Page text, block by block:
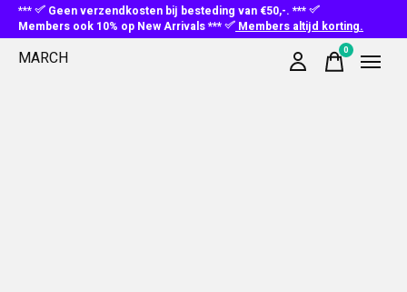
***
Geen verzendkosten bij besteding van €50,-. ***
Members ook 10% op New Arrivals ***
Members altijd korting.
MARCH 0items